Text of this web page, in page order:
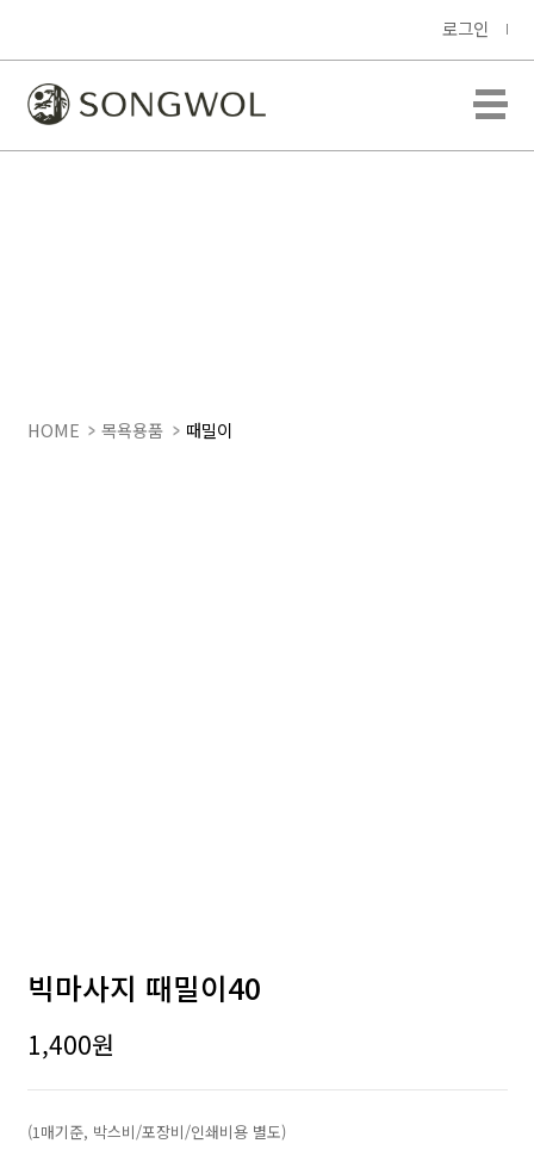
로그인
HOME 목욕용품 때밀이
빅마사지 때밀이40
1,400원
(1매기준, 박스비/포장비/인쇄비용 별도)